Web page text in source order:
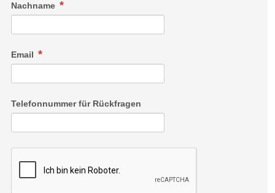
Nachname
Email
Telefonnummer für Rückfragen